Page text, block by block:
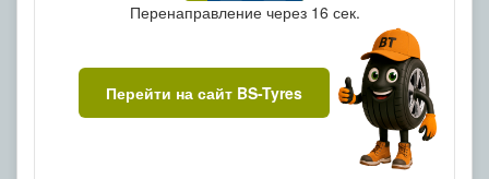
Перенаправление через 16 сек.
Перейти на сайт BS-Tyres